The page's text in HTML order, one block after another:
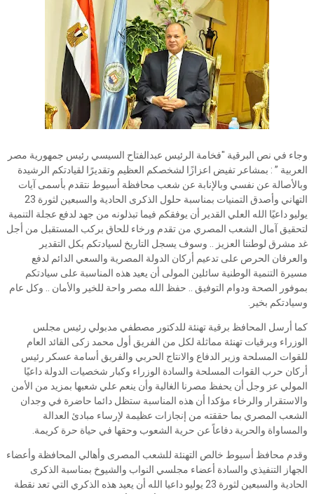
وجاء في نص البرقية "فخامة الرئيس عبدالفتاح السيسي رئيس جمهورية مصر
العربية ” : بمشاعر تفيض اعزازًا لشخصكم العظيم وتقديرًا لقيادتكم الرشيدة
وبالأصالة عن نفسي وبالإنابة عن شعب محافظة أسيوط نتقدم بأسمى آيات
التهاني وأصدق التمنيات بمناسبة حلول الذكرى الحادية والسبعين لثورة 23
يوليو داعيًا الله العلي القدير أن يوفقكم فيما تبذلونه من جهد لدفع عجلة التنمية
لتحقيق آمال الشعب المصري من تقدم ورخاء للحاق بركب المستقبل من أجل
غد مشرق لوطننا العزيز .. وسوف يسجل التاريخ لسيادتكم بكل التقدير
والعرفان الحرص على تدعيم أركان الدولة المصرية والسعي الدائم لدفع
مسيرة التنمية الوطنية سائلين المولى أن يعيد هذه المناسبة على سيادتكم
بموفور الصحة ودوام التوفيق .. حفظ الله مصر واحة للخير والأمان .. وكل عام
وسيادتكم بخير.
كما أرسل المحافظ برقية تهنئة للدكتور مصطفي مدبولي رئيس مجلس
الوزراء وبرقيات تهنئة مماثلة لكل من الفريق أول محمد زكى القائد العام
للقوات المسلحة وزير الدفاع والانتاج الحربي والفريق أسامة عسكر رئيس
أركان حرب القوات المسلحة والسادة الوزراء وكبار شخصيات الدولة داعيًا
المولي عز وجل أن يحفظ مصرنا الغالية وأن ينعم علي شعبها بمزيد من الأمن
والاستقرار والرخاء مؤكدا أن هذه المناسبة ستظل دائما حاضرة في وجدان
الشعب المصري بما حققته من إنجازات عظيمة لإرساء مبادئ العدالة
والمساواة والحرية دفاعاً عن حرية الشعوب وحقها في حياة حرة كريمة.
وقدم محافظ أسيوط خالص التهنئة للشعب المصرى وأهالي المحافظة وأعضاء
الجهاز التنفيذي والسادة أعضاء مجلسي النواب والشيوخ بمناسبة الذكرى
الحادية والسبعين لثورة 23 يوليو داعيا الله أن يعيد هذه الذكري التي تعد نقطة